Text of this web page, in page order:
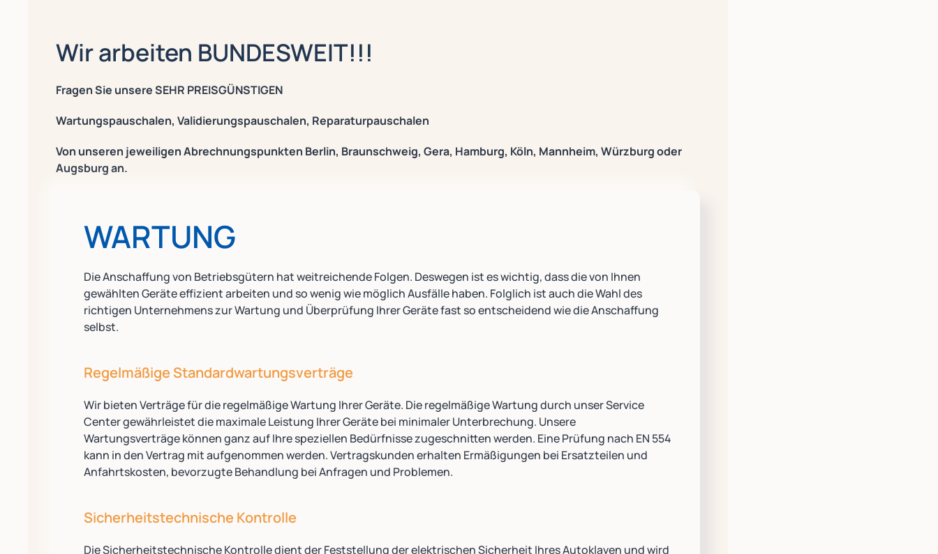
Wir arbeiten BUNDESWEIT!!!
Fragen Sie unsere SEHR PREISGÜNSTIGEN
Wartungspauschalen, Validierungspauschalen, Reparaturpauschalen
Von unseren jeweiligen Abrechnungspunkten Berlin, Braunschweig, Gera, Hamburg, Köln, Mannheim, Würzburg oder
Augsburg an.
WARTUNG
Die Anschaffung von Betriebsgütern hat weitreichende Folgen. Deswegen ist es wichtig, dass die von Ihnen
gewählten Geräte effizient arbeiten und so wenig wie möglich Ausfälle haben. Folglich ist auch die Wahl des
richtigen Unternehmens zur Wartung und Überprüfung Ihrer Geräte fast so entscheidend wie die Anschaffung
selbst.
Regelmäßige Standardwartungsverträge
Wir bieten Verträge für die regelmäßige Wartung Ihrer Geräte. Die regelmäßige Wartung durch unser Service
Center gewährleistet die maximale Leistung Ihrer Geräte bei minimaler Unterbrechung. Unsere
Wartungsverträge können ganz auf Ihre speziellen Bedürfnisse zugeschnitten werden. Eine Prüfung nach EN 554
kann in den Vertrag mit aufgenommen werden. Vertragskunden erhalten Ermäßigungen bei Ersatzteilen und
Anfahrtskosten, bevorzugte Behandlung bei Anfragen und Problemen.
Sicherheitstechnische Kontrolle
Die Sicherheitstechnische Kontrolle dient der Feststellung der elektrischen Sicherheit Ihres Autoklaven und wird